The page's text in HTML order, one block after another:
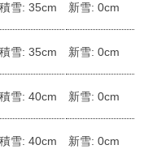
積雪: 35cm 新雪: 0cm
積雪: 35cm 新雪: 0cm
積雪: 40cm 新雪: 0cm
積雪: 40cm 新雪: 0cm